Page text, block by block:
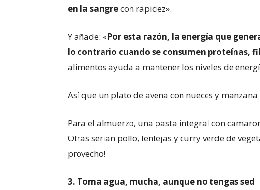
en la sangrecon rapidez».
Y añade: «Por esta razón, la energía que
lo contrario cuando se consumen proteínas,
alimentos ayuda a mantener los niveles de
Así que un plato de avena con nueces y
Para el almuerzo, una pasta integral con
Otras serían pollo, lentejas y curry verde de
provecho!
3. Toma agua, mucha, aunque no tengas sed